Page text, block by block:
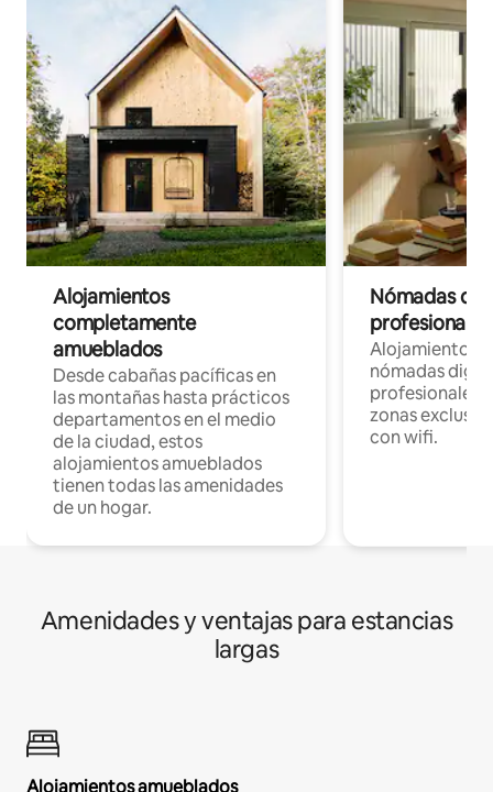
Alojamientos
completamente
amueblados
Desde cabañas pacíficas en
las montañas hasta prácticos
departamentos en el medio
de la ciudad, estos
alojamientos amueblados
tienen todas las amenidades
de un hogar.
Nómadas
Alojamientos
nómadas
profesionales
zonas
con wifi.
Amenidades y ventajas para estancias
largas
Alojamientos amueblados